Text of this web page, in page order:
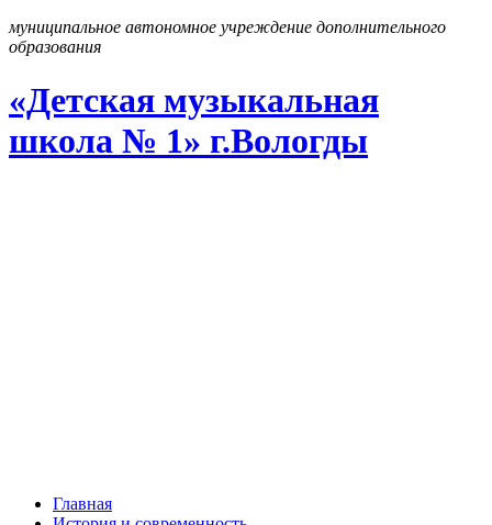
муниципальное автономное учреждение дополнительного
образования
«Детская музыкальная
школа № 1» г.Вологды
Главная